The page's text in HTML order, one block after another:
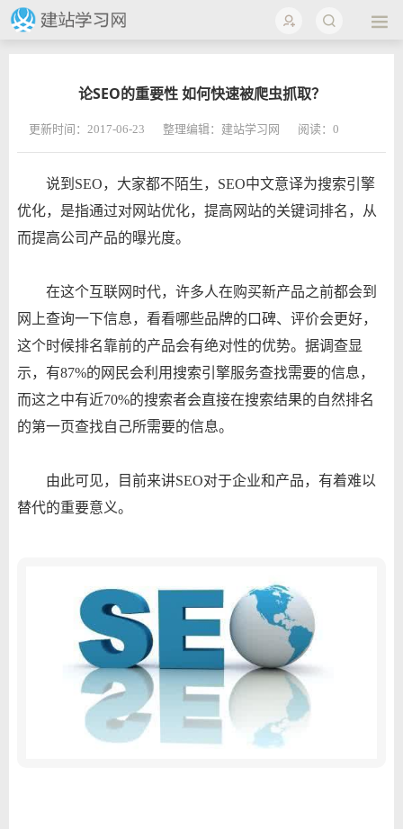
论SEO的重要性 如何快速被爬虫抓取？
更新时间：2017-06-23 整理编辑：建站学习网 阅读： 0
说到SEO，大家都不陌生，SEO中文意译为搜索引擎
优化，是指通过对网站优化，提高网站的关键词排名，从
而提高公司产品的曝光度。
在这个互联网时代，许多人在购买新产品之前都会到
网上查询一下信息，看看哪些品牌的口碑、评价会更好，
这个时候排名靠前的产品会有绝对性的优势。据调查显
示，有87%的网民会利用搜索引擎服务查找需要的信息，
而这之中有近70%的搜索者会直接在搜索结果的自然排名
的第一页查找自己所需要的信息。
由此可见，目前来讲SEO对于企业和产品，有着难以
替代的重要意义。